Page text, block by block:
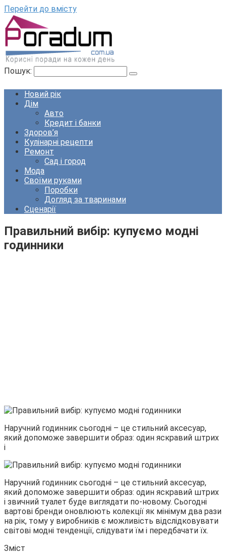
Перейти до вмісту
Пошук:
Новий рік
Дім
Авто
Кредит і банки
Здоров’я
Кулінарні рецепти
Ремонт
Сад і город
Мода
Своїми руками
Поробки
Догляд за тваринами
Сценарії
Правильний вибір: купуємо модні
годинники
Наручний годинник сьогодні – це стильний аксесуар,
який допоможе завершити образ: один яскравий штрих
і
Наручний годинник сьогодні – це стильний аксесуар,
який допоможе завершити образ: один яскравий штрих
і звичний туалет буде виглядати по-новому. Сьогодні
вартові бренди оновлюють колекції як мінімум два рази
на рік, тому у виробників є можливість відслідковувати
світові модні тенденції, слідувати їм і передбачати їх.
Зміст